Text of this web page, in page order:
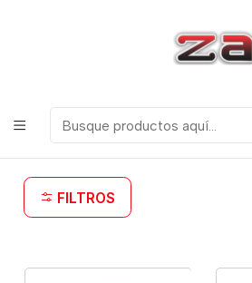
ELECTRONICOS, ROBOTICA
Productos
Jumpers Dupont
FILTROS